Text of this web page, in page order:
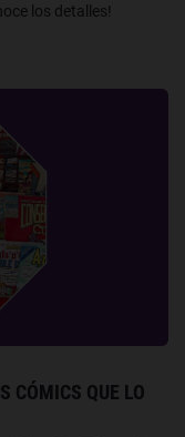
los detalles!
CÓMICS QUE LO